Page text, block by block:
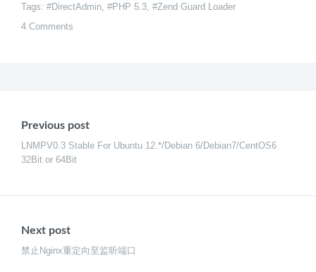
Tags: DirectAdmin PHP 5.3
Zend Guard Loader
4 Comments
Previous post
LNMPV0.3 Stable For Ubuntu 12.*/Debian 6/Debian7/CentOS6
32Bit or 64Bit
Next post
禁止Nginx重定向至监听端口